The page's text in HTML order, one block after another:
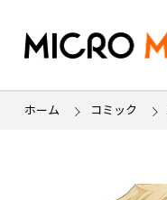
ホーム コミック